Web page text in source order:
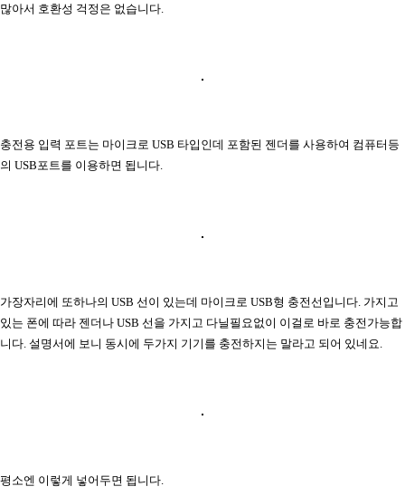
많아서 호환성 걱정은 없습니다.
충전용 입력 포트는 마이크로 USB 타입인데 포함된 젠더를 사용하여 컴퓨터등
의 USB포트를 이용하면 됩니다.
가장자리에 또하나의 USB 선이 있는데 마이크로 USB형 충전선입니다. 가지고
있는 폰에 따라 젠더나 USB 선을 가지고 다닐필요없이 이걸로 바로 충전가능합
니다. 설명서에 보니 동시에 두가지 기기를 충전하지는 말라고 되어 있네요.
평소엔 이렇게 넣어두면 됩니다.